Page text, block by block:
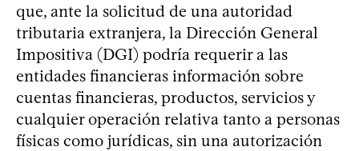
que, ante la solicitud de una autoridad
tributaria extranjera, la Dirección General
Impositiva (DGI) podría requerir a las
entidades financieras información sobre
cuentas financieras, productos, servicios y
cualquier operación relativa tanto a personas
físicas como jurídicas, sin una autorización